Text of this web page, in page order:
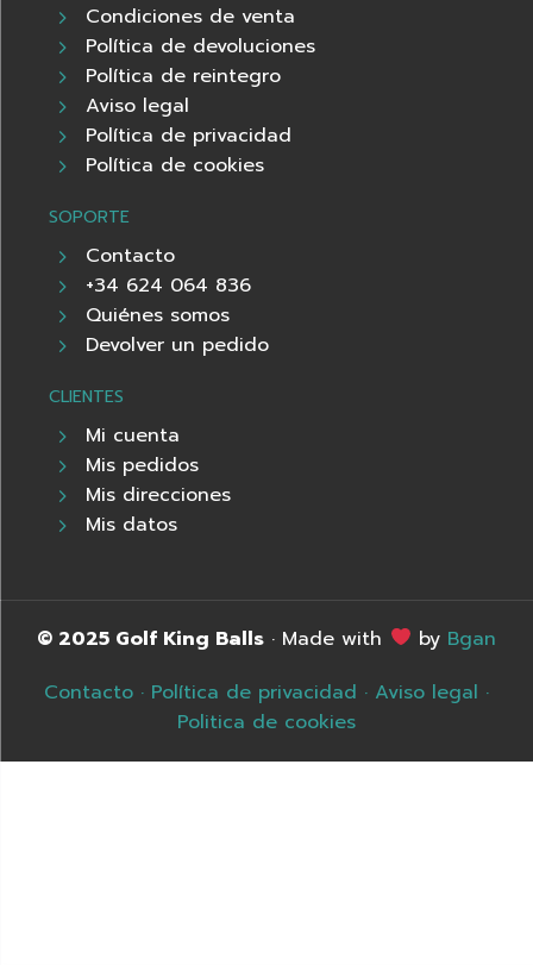
Condiciones de venta
Política de devoluciones
Política de reintegro
Aviso legal
Política de privacidad
Política de cookies
SOPORTE
Contacto
+34 624 064 836
Quiénes somos
Devolver un pedido
CLIENTES
Mi cuenta
Mis pedidos
Mis direcciones
Mis datos
© 2025 Golf King Balls · Made with by Bgan
Contacto · Política de privacidad · Aviso legal ·
Politica de cookies